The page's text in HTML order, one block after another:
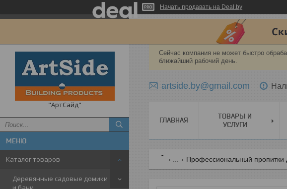
Начать продавать на Deal.by
"АртСайд"
Каталог товаров
Деревянные садовые домики
Сейчас компания не может быстро
ближайший рабочий день.
artside.by@gmail.com
ГЛАВНАЯ
ТОВАРЫ И
УСЛУГИ
Профессиональный пропитки